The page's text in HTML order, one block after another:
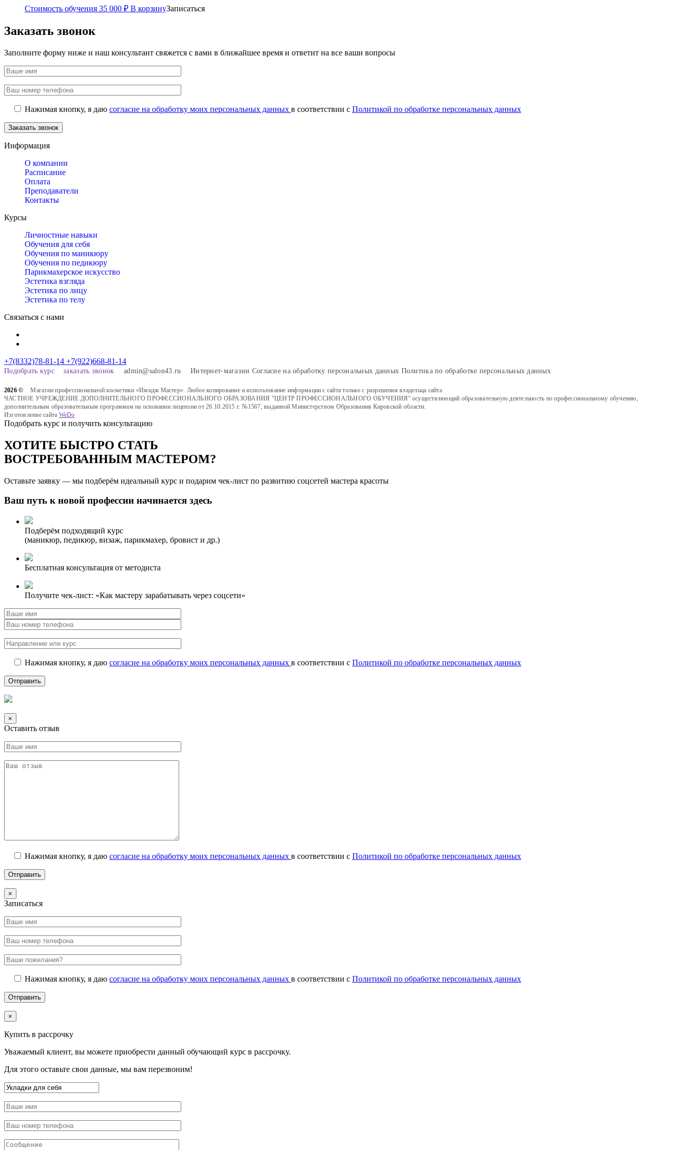
Стоимость обучения 35 000 ₽ В корзинуЗаписаться
Заказать звонок
Заполните форму ниже и наш консультант свяжется с вами в ближайшее время и ответит на все ваши вопросы
Нажимая кнопку, я даю согласие на обработку моих персональных данных в соответствии с Политикой по обработке персональных данных
Информация
О компании
Расписание
Оплата
Преподаватели
Контакты
Курсы
Личностные навыки
Обучения для себя
Обучения по маникюру
Обучения по педикюру
Парикмахерское искусство
Эстетика взгляда
Эстетика по лицу
Эстетика по телу
Связаться с нами
+7(8332)78-81-14 +7(922)668-81-14
Подобрать курс заказать звонок admin@salon43.ru Интернет-магазин Cогласие на обработку персональных данных Политика по обработке персональных данных
2026 ©
Магазин профессиональной косметики «Имидж Мастер». Любое копирование и использование информации с сайта только с разрешения владельца сайта
ЧАСТНОЕ УЧРЕЖДЕНИЕ ДОПОЛНИТЕЛЬНОГО ПРОФЕССИОНАЛЬНОГО ОБРАЗОВАНИЯ "ЦЕНТР ПРОФЕССИОНАЛЬНОГО ОБУЧЕНИЯ" осуществляющий образовательную деятельность по профессиональному обучению,
дополнительным образовательным программам на основании лицензии от 26.10.2015 г. №1567, выданной Министерством Образования Кировской области.
Изготовление сайта WeDo
Подобрать курс и получить консультацию
ХОТИТЕ БЫСТРО СТАТЬ
ВОСТРЕБОВАННЫМ МАСТЕРОМ?
Оставьте заявку — мы подберём идеальный курс и подарим чек-лист по развитию соцсетей мастера красоты
Ваш путь к новой профессии начинается здесь
Подберём подходящий курс
(маникюр, педикюр, визаж, парикмахер, бровист и др.)
Бесплатная консультация от методиста
Получите чек-лист: «Как мастеру зарабатывать через соцсети»
Нажимая кнопку, я даю согласие на обработку моих персональных данных в соответствии с Политикой по обработке персональных данных
×
Оставить отзыв
Нажимая кнопку, я даю согласие на обработку моих персональных данных в соответствии с Политикой по обработке персональных данных
×
Записаться
Нажимая кнопку, я даю согласие на обработку моих персональных данных в соответствии с Политикой по обработке персональных данных
×
Купить в рассрочку
Уважаемый клиент, вы можете приобрести данный обучающий курс в рассрочку.
Для этого оставьте свои данные, мы вам перезвоним!